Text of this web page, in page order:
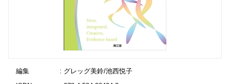
編集
: グレッグ美鈴/池西悦子